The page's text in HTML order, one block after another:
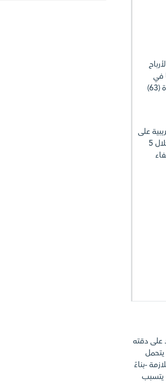
في
حساباتهم المصرفية وذلك وفقاً لأحكام المادة (68) من نظام ضريبة الدخل والمادة (63)
على
توزيعات الأرباح الصادرة عن هيئة الزكاة والضريبة والجمارك التواصل مع الشركة خلال 5
على دقته
-بناءً
يتسبب